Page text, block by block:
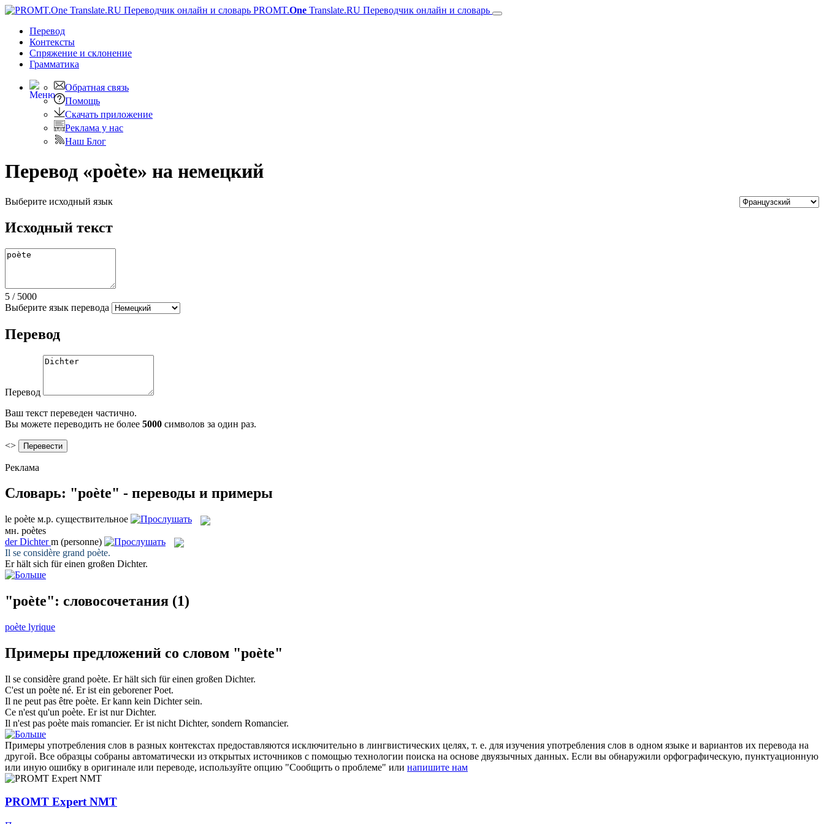
PROMT.One Translate.RU Переводчик онлайн и словарь
Перевод
Контексты
Спряжение и склонение
Грамматика
Обратная связь
Помощь
Скачать приложение
Реклама у нас
Наш Блог
Перевод «poète» на немецкий
Выберите исходный язык
Исходный текст
5 / 5000
Выберите язык перевода
Перевод
Перевод
Ваш текст переведен частично.
Вы можете переводить не более 5000 символов за один раз.
<>
Реклама
Словарь: "poète" - переводы и примеры
le poète м.р. существительное
мн. poètes
derDichter m (personne)
Il se considère grand poète.
Er hält sich für einen großen Dichter.
"poète": словосочетания (1)
poète lyrique
Примеры предложений со словом "poète"
Il se considère grand poète. Er hält sich für einen großen Dichter.
C'est un poète né. Er ist ein geborenerPoet.
Il ne peut pas être poète. Er kann kein Dichtersein.
Ce n'est qu'un poète. Er ist nurDichter.
Il n'est pas poète mais romancier. Er ist nicht Dichter, sondern Romancier.
Примеры употребления слов в разных контекстах предоставляются исключительно в лингвистических целях, т. е. для изучения употребления слов в одном языке и вариантов их перевода на
другой. Все образцы собраны автоматически из открытых источников с помощью технологии поиска на основе двуязычных данных. Если вы обнаружили орфографическую, пунктуационную
или иную ошибку в оригинале или переводе, используйте опцию "Сообщить о проблеме" или напишите нам
PROMT Expert NMT